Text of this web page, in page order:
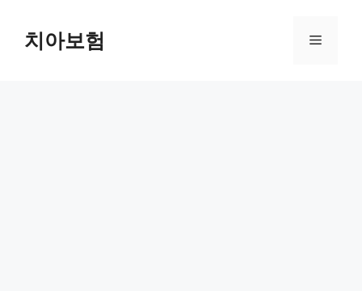
content치아보험 Menu